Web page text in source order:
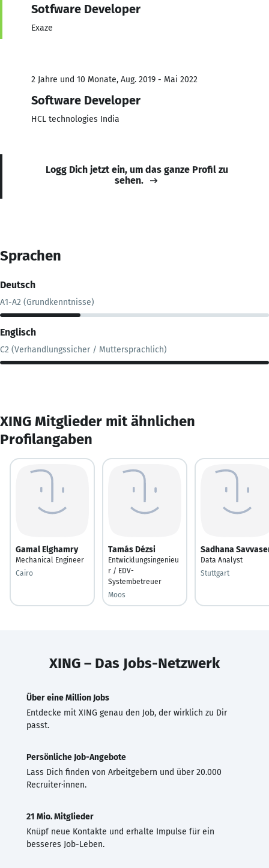
Sotfware Developer
Exaze
2 Jahre und 10 Monate, Aug. 2019 - Mai 2022
Software Developer
HCL technologies India
Logg Dich jetzt ein, um das ganze Profil zu
sehen.
Sprachen
Deutsch
A1-A2 (Grundkenntnisse)
Englisch
C2 (Verhandlungssicher / Muttersprachlich)
XING Mitglieder mit ähnlichen
Profilangaben
Gamal Elghamry
Mechanical Engineer
Cairo
Tamás Dézsi
Entwicklungsingenieu
r / EDV-
Systembetreuer
Moos
Sadhana
Data Analyst
Stuttgart
XING – Das Jobs-Netzwerk
Über eine Million Jobs
Entdecke mit XING genau den Job, der wirklich zu Dir
passt.
Persönliche Job-Angebote
Lass Dich finden von Arbeitgebern und über 20.000
Recruiter·innen.
21 Mio. Mitglieder
Knüpf neue Kontakte und erhalte Impulse für ein
besseres Job-Leben.